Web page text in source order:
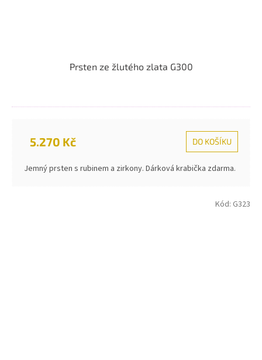
Prsten ze žlutého zlata G300
5.270 Kč DO KOŠÍKU
Jemný prsten s rubinem a zirkony. Dárková krabička zdarma.
Kód: G323